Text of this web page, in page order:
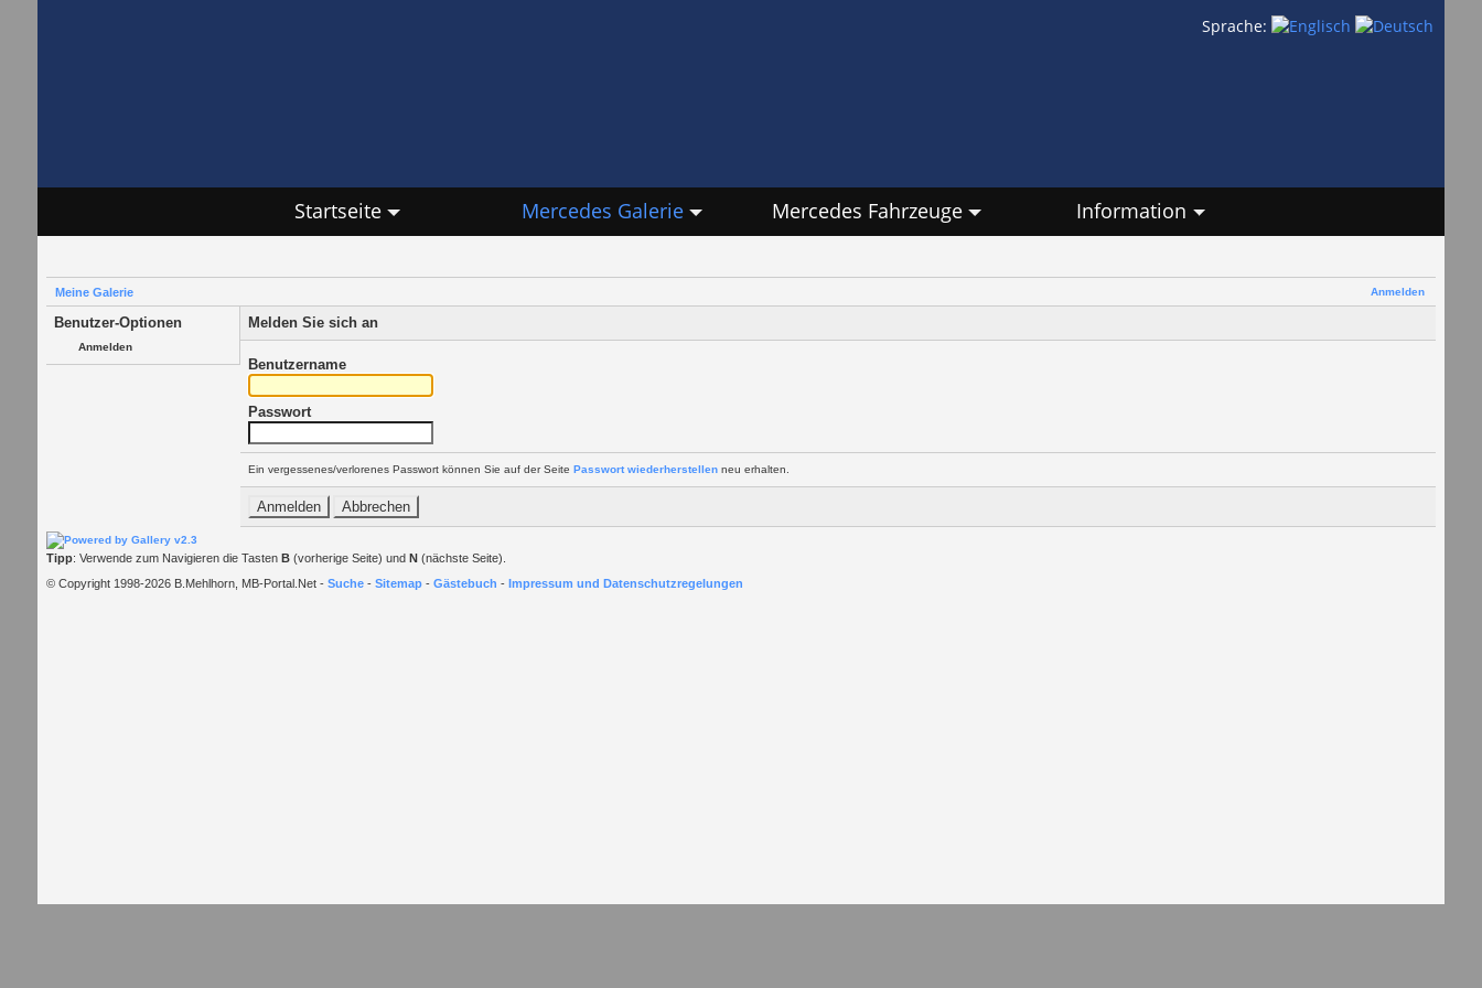
Sprache:
Startseite Mercedes Galerie Mercedes Fahrzeuge Information
Anmelden
Meine Galerie
Benutzer-Optionen
Anmelden
Melden Sie sich an
Benutzername
Passwort
Ein vergessenes/verlorenes Passwort können Sie auf der Seite Passwort wiederherstellenneu erhalten.
Tipp: Verwende zum Navigieren die Tasten B(vorherige Seite) und N(nächste Seite).
© Copyright 1998-2026 B.Mehlhorn, MB-Portal.Net - Suche- Sitemap- Gästebuch - Impressum und Datenschutzregelungen